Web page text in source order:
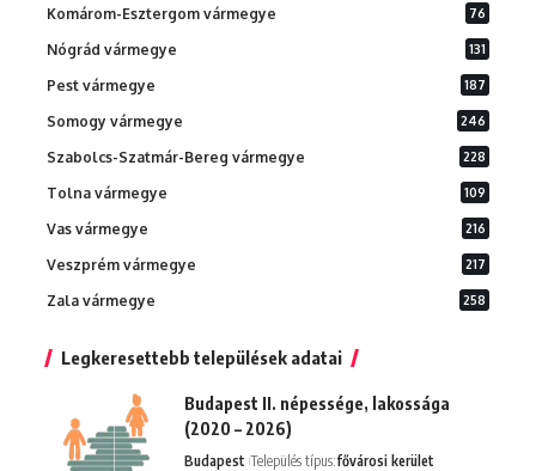
Komárom-Esztergom vármegye 76
Nógrád vármegye 131
Pest vármegye 187
Somogy vármegye 246
Szabolcs-Szatmár-Bereg vármegye 228
Tolna vármegye 109
Vas vármegye 216
Veszprém vármegye 217
Zala vármegye 258
Legkeresettebb települések adatai
Budapest II. népessége, lakossága
(2020 – 2026)
Budapest Település típus:fővárosi kerület